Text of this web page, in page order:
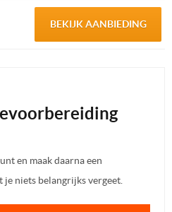
BEKIJK AANBIEDING
en maak daarna een
niets belangrijks vergeet.